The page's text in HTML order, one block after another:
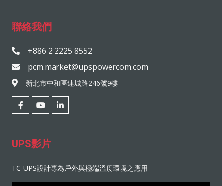
聯絡我們
+886 2 2225 8552
pcm.market@upspowercom.com
新北市中和區連城路246號9樓
UPS影片
TC-UPS設計專為戶外與極端溫度環境之應用